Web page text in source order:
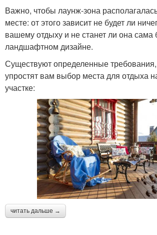
Важно, чтобы лаунж-зона
месте: от этого зависит не будет ли
вашему отдыху и не станет ли она сама
ландшафтном дизайне.
Существуют определенные
упростят вам выбор места для отдыха
участке:
читать дальше →